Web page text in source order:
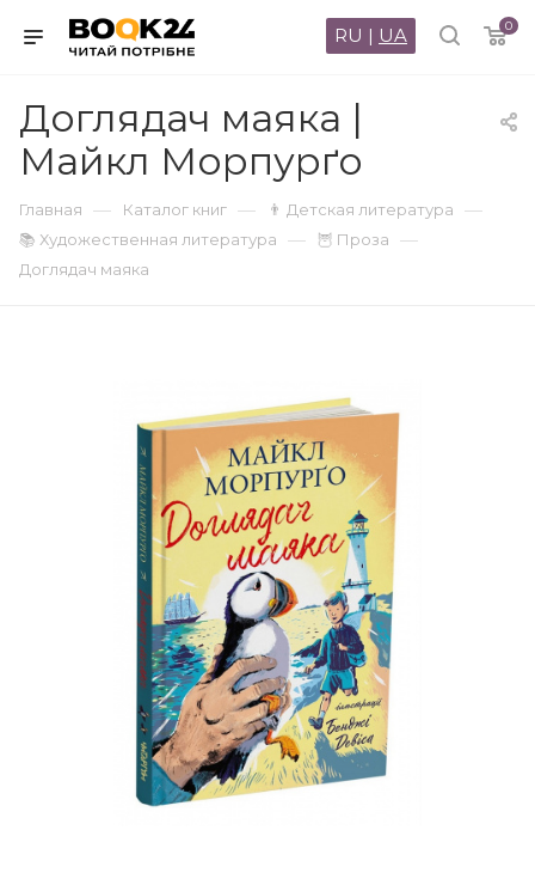
0
RU | UA
Доглядач маяка |
Майкл Морпурґо
Главная — Каталог книг — 👨 Детская литература —
📚 Художественная литература — 🦉 Проза —
Доглядач маяка